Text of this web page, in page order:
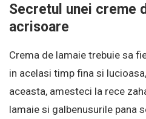
Secretul unei creme
acrisoare
Crema de lamaie trebuie sa
in acelasi timp fina si
aceasta, amesteci la rece
lamaie si galbenusurile pana